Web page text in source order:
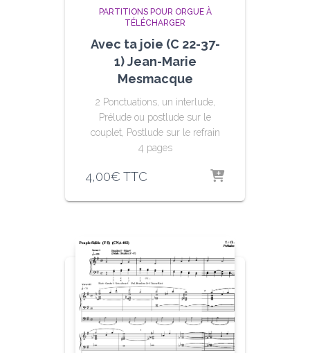
PARTITIONS POUR ORGUE À
TÉLÉCHARGER
Avec ta joie (C 22-37-
1) Jean-Marie
Mesmacque
2 Ponctuations, un interlude,
Prélude ou postlude sur le
couplet, Postlude sur le refrain
4 pages
4,00€ TTC